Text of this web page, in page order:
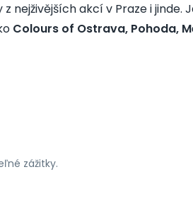
nejživějších akcí v Praze i
Colours of Ostrava, Pohoda,
zážitky.